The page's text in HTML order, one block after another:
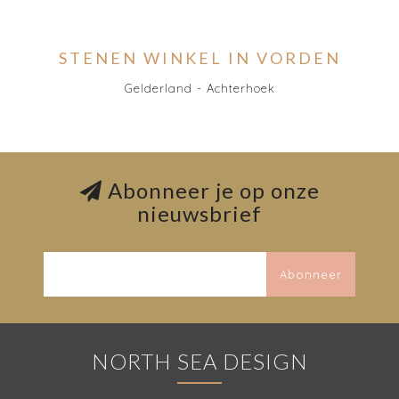
STENEN WINKEL IN VORDEN
Gelderland - Achterhoek
Abonneer je op onze
nieuwsbrief
Abonneer
NORTH SEA DESIGN